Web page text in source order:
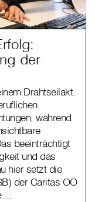
der
Drahtseilakt.
während
beeinträchtigt
und das
hier setzt die
der Caritas OÖ